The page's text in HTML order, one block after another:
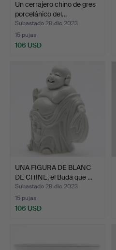
Un cerrajero chino de gres
porcelánico del…
Subastado 28 dic 2023
15 pujas
106 USD
UNA FIGURA DE BLANC
DE CHINE, el Buda que …
Subastado 28 dic 2023
15 pujas
106 USD